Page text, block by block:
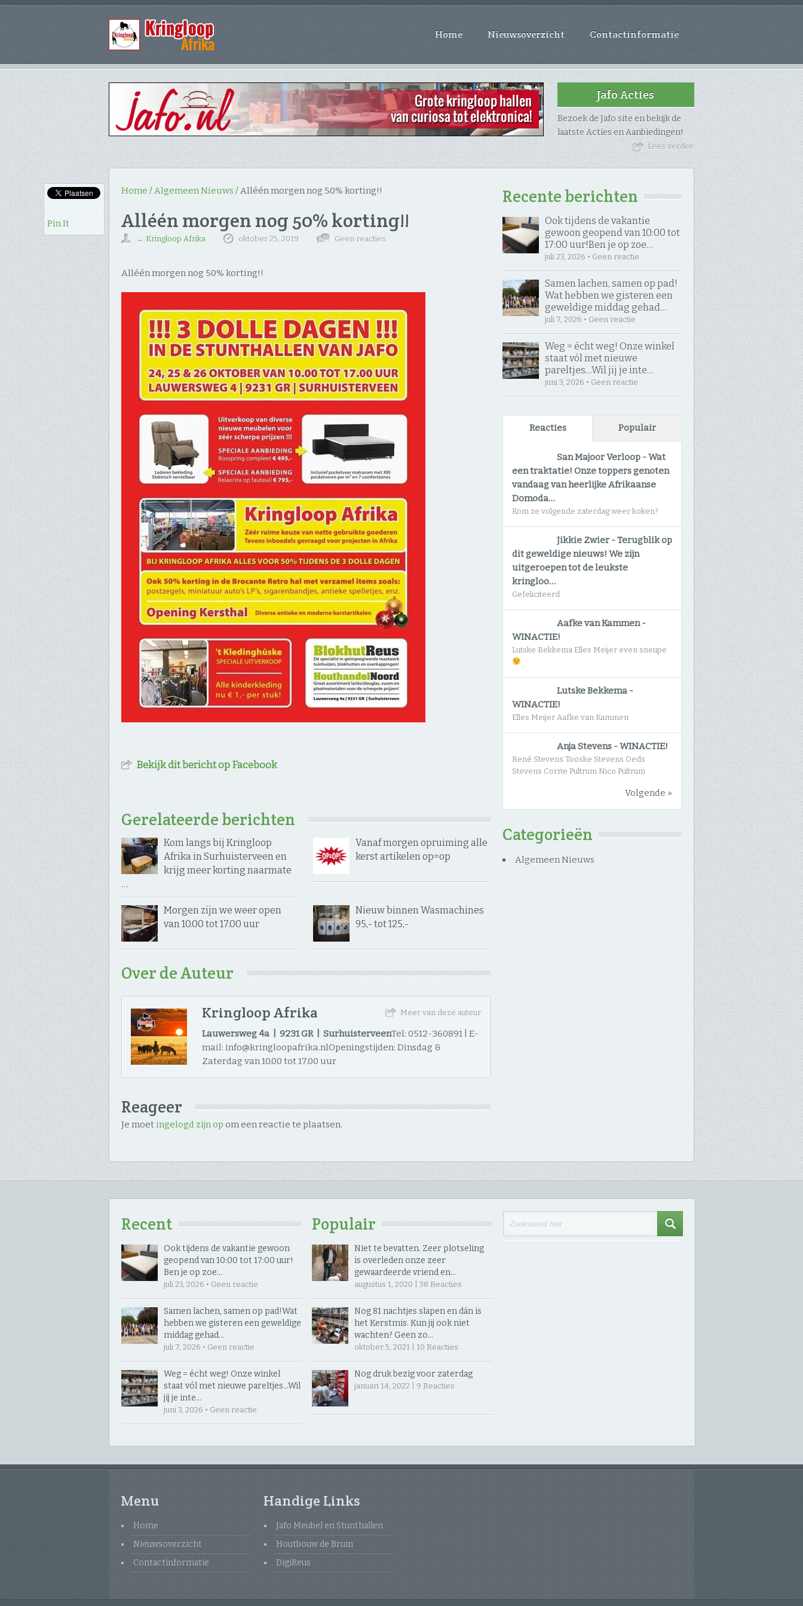
Home Nieuwsoverzicht Contactinformatie
Jafo Acties
Bezoek de Jafo site en bekijk de
laatste Acties en Aanbiedingen!
Lees verder
Home /Algemeen Nieuws /Alléén morgen nog 50% korting!!
Alléén morgen nog 50% korting!!
↔ Kringloop Afrika oktober 25, 2019 Geen reacties
Alléén morgen nog 50% korting!!
Bekijk dit bericht op Facebook
Pin It
Gerelateerde berichten
Kom langs bij Kringloop
Afrika in Surhuisterveen en
krijg meer korting naarmate
…
Vanaf morgen opruiming alle
kerst artikelen op=op
Morgen zijn we weer open
van 10.00 tot 17.00 uur
Nieuw binnen Wasmachines
95,- tot 125,-
Over de Auteur
Kringloop Afrika Meer van deze auteur
Lauwersweg 4a | 9231 GR | SurhuisterveenTel: 0512-360891 | E-
mail: info@kringloopafrika.nlOpeningstijden: Dinsdag &
Zaterdag van 10.00 tot 17.00 uur
Reageer
Je moet ingelogd zijn op om een reactie te plaatsen.
Recente berichten
Ook tijdens de vakantie
gewoon geopend van 10:00 tot
17:00 uur! ​Ben je op zoe…
juli 23, 2026 • Geen reactie
Samen lachen, samen op pad! ​
Wat hebben we gisteren een
geweldige middag gehad…
juli 7, 2026 • Geen reactie
Weg = écht weg! Onze winkel
staat vól met nieuwe
pareltjes… ​Wil jij je inte…
juni 3, 2026 • Geen reactie
Reacties Populair
San Majoor Verloop -Wat
een traktatie! Onze toppers genoten
vandaag van heerlijke Afrikaanse
Domoda…
Kom ze volgende zaterdag weer koken?
Jikkie Zwier -Terugblik op
dit geweldige nieuws! We zijn
uitgeroepen tot de leukste
kringloo…
Gefeliciteerd
Aafke van Kammen-
WINACTIE!
Lutske Bekkema Elles Meijer even sneupe
Lutske Bekkema -
WINACTIE!
Elles Meijer Aafke van Kammen
Anja Stevens -WINACTIE!
René Stevens Tooske Stevens Oeds
Stevens Corrie Pultrum Nico Pultrum
Volgende »
Categorieën
Algemeen Nieuws
Recent
Ook tijdens de vakantie gewoon
geopend van 10:00 tot 17:00 uur! ​
Ben je op zoe…
juli 23, 2026 • Geen reactie
Samen lachen, samen op pad! ​Wat
hebben we gisteren een geweldige
middag gehad…
juli 7, 2026 • Geen reactie
Weg = écht weg! Onze winkel
staat vól met nieuwe pareltjes… ​Wil
jij je inte…
juni 3, 2026 • Geen reactie
Populair
Niet te bevatten. Zeer plotseling
is overleden onze zeer
gewaardeerde vriend en…
augustus 1, 2020 |38 Reacties
Nog 81 nachtjes slapen en dán is
het Kerstmis. Kun jij ook niet
wachten? Geen zo…
oktober 5, 2021 | 10 Reacties
Nog druk bezig voor zaterdag
januari 14, 2022 | 9 Reacties
Menu
Home
Nieuwsoverzicht
Contactinformatie
Handige Links
Jafo Meubel en Stunthallen
Houtbouw de Bruin
DigiReus